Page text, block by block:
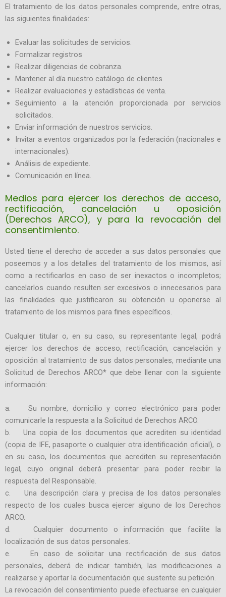
El tratamiento de los datos personales comprende, entre otras,
las siguientes finalidades:
Evaluar las solicitudes de servicios.
Formalizar registros
Realizar diligencias de cobranza.
Mantener al día nuestro catálogo de clientes.
Realizar evaluaciones y estadísticas de venta.
Seguimiento a la atención proporcionada por servicios
solicitados.
Enviar información de nuestros servicios.
Invitar a eventos organizados por la federación (nacionales e
internacionales).
Análisis de expediente.
Comunicación en línea.
Medios para ejercer los derechos de acceso,
rectificación, cancelación u oposición
(Derechos ARCO), y para la revocación del
consentimiento.
Usted tiene el derecho de acceder a sus datos personales que
poseemos y a los detalles del tratamiento de los mismos, así
como a rectificarlos en caso de ser inexactos o incompletos;
cancelarlos cuando resulten ser excesivos o innecesarios para
las finalidades que justificaron su obtención u oponerse al
tratamiento de los mismos para fines específicos.
Cualquier titular o, en su caso, su representante legal, podrá
ejercer los derechos de acceso, rectificación, cancelación y
oposición al tratamiento de sus datos personales, mediante una
Solicitud de Derechos ARCO* que debe llenar con la siguiente
información:
a. Su nombre, domicilio y correo electrónico para poder
comunicarle la respuesta a la Solicitud de Derechos ARCO.
b. Una copia de los documentos que acrediten su identidad
(copia de IFE, pasaporte o cualquier otra identificación oficial), o
en su caso, los documentos que acrediten su representación
legal, cuyo original deberá presentar para poder recibir la
respuesta del Responsable.
c. Una descripción clara y precisa de los datos personales
respecto de los cuales busca ejercer alguno de los Derechos
ARCO.
d. Cualquier documento o información que facilite la
localización de sus datos personales.
e. En caso de solicitar una rectificación de sus datos
personales, deberá de indicar también, las modificaciones a
realizarse y aportar la documentación que sustente su petición.
La revocación del consentimiento puede efectuarse en cualquier